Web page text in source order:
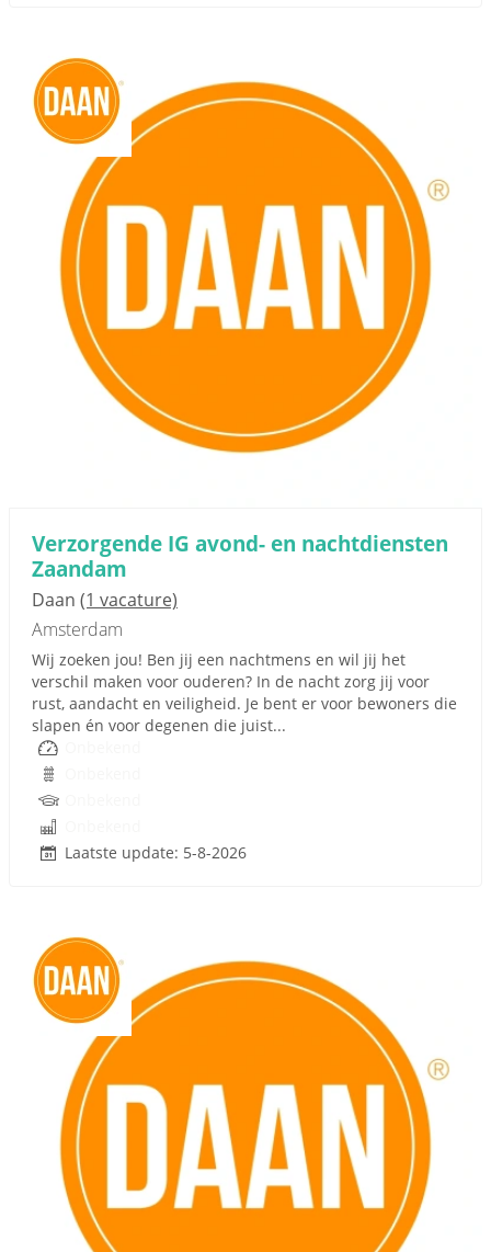
Verzorgende IG avond- en nachtdiensten
Zaandam
Daan (1 vacature)
Amsterdam
Wij zoeken jou! Ben jij een nachtmens en wil jij het
verschil maken voor ouderen? In de nacht zorg jij voor
rust, aandacht en veiligheid. Je bent er voor bewoners die
slapen én voor degenen die juist...
Laatste update: 5-8-2026